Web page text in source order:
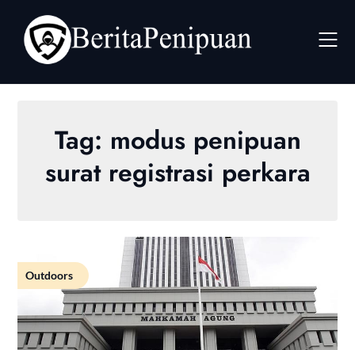
content
Tag: modus penipuan
surat registrasi perkara
Outdoors